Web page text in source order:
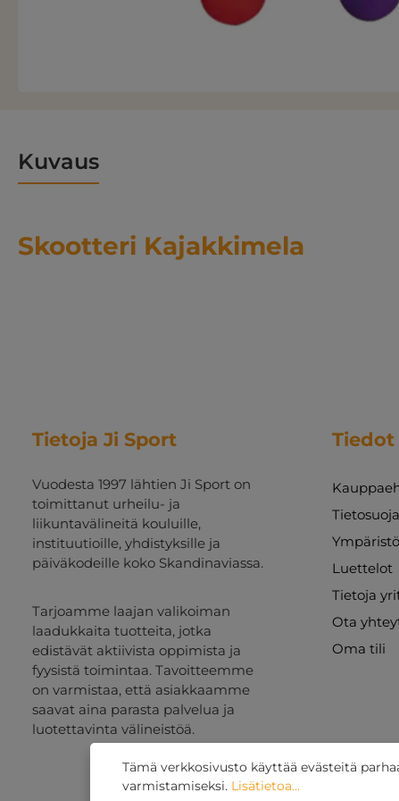
Kuvaus
Skootteri Kajakkimela
Tietoja Ji Sport
Vuodesta 1997 lähtien Ji Sport on
toimittanut urheilu- ja
liikuntavälineitä kouluille,
instituutioille, yhdistyksille ja
päiväkodeille koko Skandinaviassa.
Tarjoamme laajan valikoiman
laadukkaita tuotteita, jotka
edistävät aktiivista oppimista ja
fyysistä toimintaa. Tavoitteemme
on varmistaa, että asiakkaamme
saavat aina parasta palvelua ja
luotettavinta välineistöä.
Tiedot
Ympäristö
Luettelot
Tietoja
Ota
Oma tili
Tämä verkkosivusto käyttää evästeitä
varmistamiseksi. Lisätietoa...